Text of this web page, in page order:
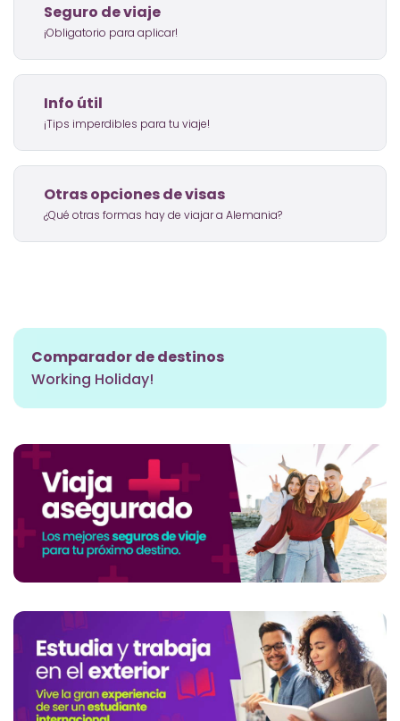
Seguro de viaje
¡Obligatorio para aplicar!
Info útil
¡Tips imperdibles para tu viaje!
Otras opciones de visas
¿Qué otras formas hay de viajar a Alemania?
Comparador de destinos
Working Holiday!